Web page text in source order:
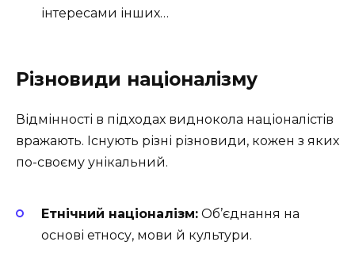
інтересами інших…
Різновиди націоналізму
Відмінності в підходах виднокола націоналістів
вражають. Існують різні різновиди, кожен з яких
по-своєму унікальний.
Етнічний націоналізм: Об’єднання на
основі етносу, мови й культури.